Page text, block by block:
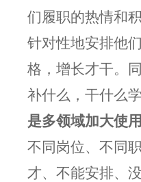
们履职的热情和积
针对性地安排他
格，增长才干。
补什么，干什么
是多领域加大使用
不同岗位、不同
才、不能安排、